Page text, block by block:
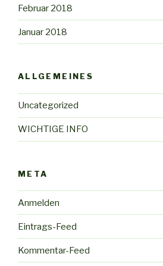
Februar 2018
Januar 2018
ALLGEMEINES
Uncategorized
WICHTIGE INFO
META
Anmelden
Eintrags-Feed
Kommentar-Feed